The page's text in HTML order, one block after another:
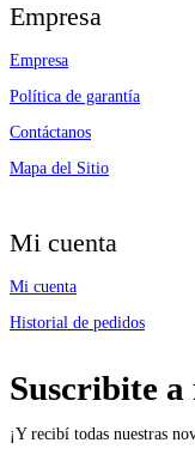
Empresa
Empresa
Política de garantía
Contáctanos
Mapa del Sitio
Mi cuenta
Mi cuenta
Historial de pedidos
Suscribite
¡Y recibí todas nuestras